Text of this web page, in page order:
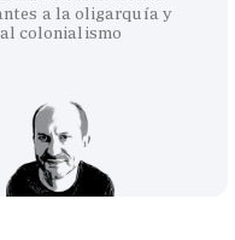
a la oligarquía y
al colonialismo